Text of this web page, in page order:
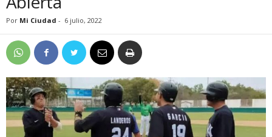
Por Mi Ciudad - 6 julio, 2022